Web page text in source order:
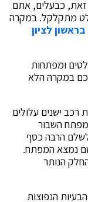
זאת, כבעלים, אתם
מתקלקל. במקרה
לציון
ומפתחות
במקרה הלא
ישנים עלולים
השבור
לשלם הרבה כסף
נמצא המפתח.
הנותר
הנפוצות